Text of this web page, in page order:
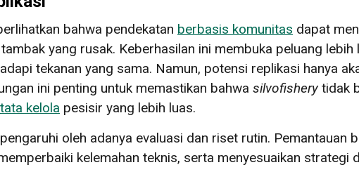
bahwa pendekatan berbasis komunitas dapat
yang rusak. Keberhasilan ini membuka peluang lebih
tekanan yang sama. Namun, potensi replikasi hanya
ini penting untuk memastikan bahwa silvofishery tidak
tata kelola pesisir yang lebih luas.
oleh adanya evaluasi dan riset rutin. Pemantauan
kelemahan teknis, serta menyesuaikan strategi